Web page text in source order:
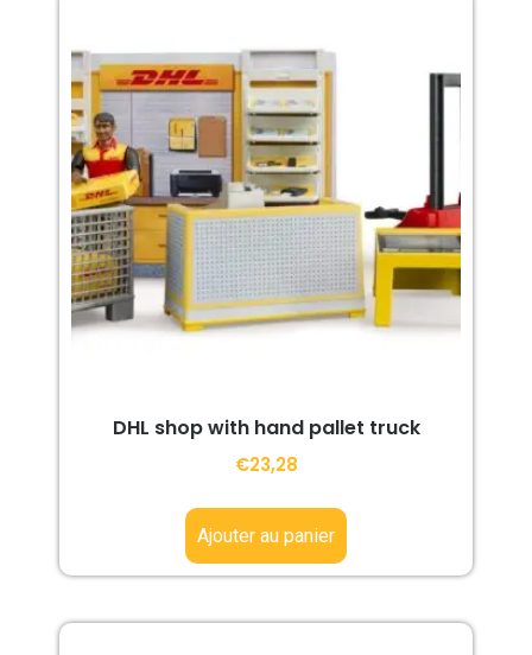
DHL shop with hand pallet truck
€23,28
Ajouter au panier